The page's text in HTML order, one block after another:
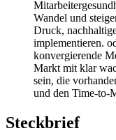
Wandel und
Druck,
implementieren.
konvergierende
Markt mit klar
sein, die
und den Time-to-
Steckbrief